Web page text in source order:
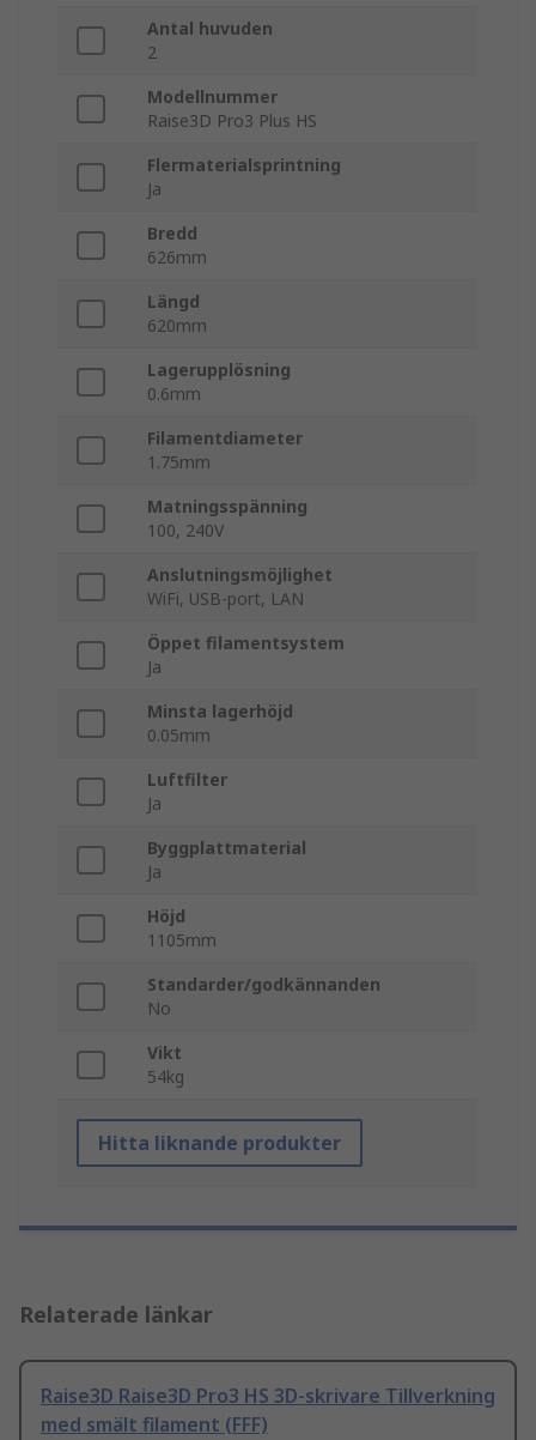
Antal huvuden
2
Modellnummer
Raise3D Pro3 Plus HS
Flermaterialsprintning
Ja
Bredd
626mm
Längd
620mm
Lagerupplösning
0.6mm
Filamentdiameter
1.75mm
Matningsspänning
100, 240V
Anslutningsmöjlighet
WiFi, USB-port, LAN
Öppet filamentsystem
Ja
Minsta lagerhöjd
0.05mm
Luftfilter
Ja
Byggplattmaterial
Ja
Höjd
1105mm
Standarder/godkännanden
No
Vikt
54kg
Hitta liknande produkter
Relaterade länkar
Raise3D Raise3D Pro3 HS 3D-skrivare Tillverkning
med smält filament (FFF)